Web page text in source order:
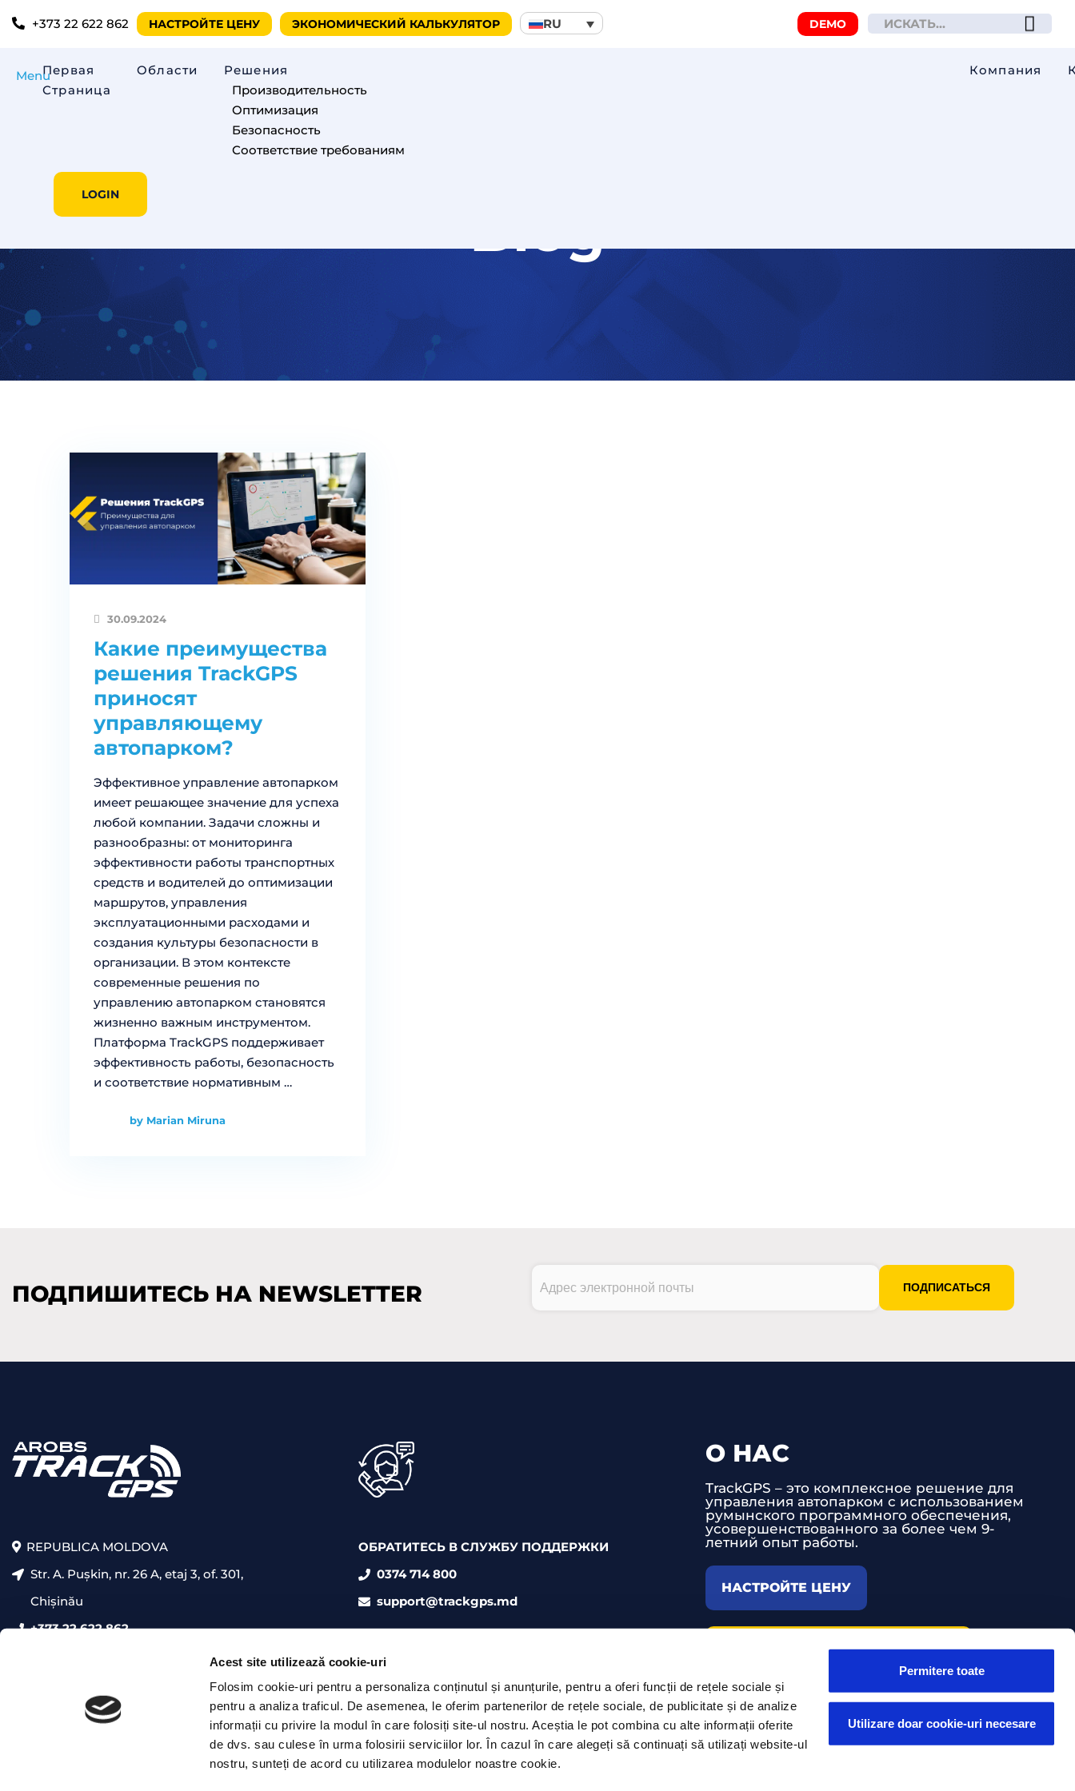
Acest site utilizează cookie-uri
Folosim cookie-uri pentru a personaliza conținutul și anunțurile, pentru a oferi funcții de rețele sociale și
pentru a analiza traficul. De asemenea, le oferim partenerilor de rețele sociale, de publicitate și de analize
informații cu privire la modul în care folosiți site-ul nostru. Aceștia le pot combina cu alte informații oferite
de dvs. sau culese în urma folosirii serviciilor lor. În cazul în care alegeți să continuați să utilizați website-ul
nostru, sunteți de acord cu utilizarea modulelor noastre cookie.
Permitere toate
Utilizare doar cookie-uri necesare
+373 22 622 862 НАСТРОЙТЕ ЦЕНУ ЭКОНОМИЧЕСКИЙ КАЛЬКУЛЯТОР RU DEMO
MenuПервая
Страница
Oбласти
Решения
Производительность
Оптимизация
Безопасность
Соответствие требованиям
Компания
LOGIN
Blog
30.09.2024
Какие преимущества
решения TrackGPS
приносят
управляющему
автопарком?
Эффективное управление автопарком
имеет решающее значение для успеха
любой компании. Задачи сложны и
разнообразны: от мониторинга
эффективности работы транспортных
средств и водителей до оптимизации
маршрутов, управления
эксплуатационными расходами и
создания культуры безопасности в
организации. В этом контексте
современные решения по
управлению автопарком становятся
жизненно важным инструментом.
Платформа TrackGPS поддерживает
эффективность работы, безопасность
и соответствие нормативным …
by Marian Miruna
ПОДПИШИТЕСЬ НА NEWSLETTER
электронной
REPUBLICA MOLDOVA
Str. A. Pușkin, nr. 26 A, etaj 3, of. 301,
Chișinău
+373 22 622 862
ОБРАТИТЕСЬ В СЛУЖБУ ПОДДЕРЖКИ
0374 714 800
support@trackgps.md
О НАС
TrackGPS – это комплексное решение для
управления автопарком с использованием
румынского программного обеспечения,
усовершенствованного за более чем 9-
летний опыт работы.
НАСТРОЙТЕ ЦЕНУ
ТЕХНИЧЕСКАЯ ПОДДЕРЖКА